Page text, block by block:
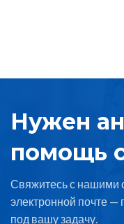
Нужен
помощь
Свяжитесь с нашими
электронной почте
под вашу задачу.